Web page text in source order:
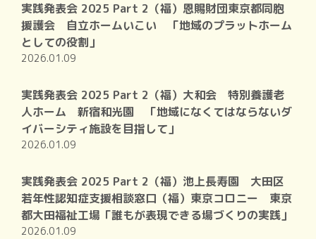
実践発表会 2025 Part 2（福）恩賜財団東京都同胞
援護会 自立ホームいこい 「地域のプラットホーム
としての役割」
2026.01.09
実践発表会 2025 Part 2（福）大和会 特別養護老
人ホーム 新宿和光園 「地域になくてはならないダ
イバーシティ施設を目指して」
2026.01.09
実践発表会 2025 Part 2（福）池上長寿園 大田区
若年性認知症支援相談窓口（福）東京コロニー 東京
都大田福祉工場「誰もが表現できる場づくりの実践」
2026.01.09